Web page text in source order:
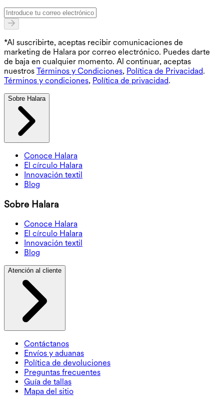
*Al suscribirte, aceptas recibir comunicaciones de
marketing de Halara por correo electrónico. Puedes darte
de baja en cualquier momento. Al continuar, aceptas
nuestros Términos y Condiciones, Política de Privacidad.
Términos y condiciones, Política de privacidad.
Sobre Halara
Conoce Halara
El círculo Halara
Innovación textil
Blog
Sobre Halara
Conoce Halara
El círculo Halara
Innovación textil
Blog
Atención al cliente
Contáctanos
Envíos y aduanas
Política de devoluciones
Preguntas frecuentes
Guía de tallas
Mapa del sitio